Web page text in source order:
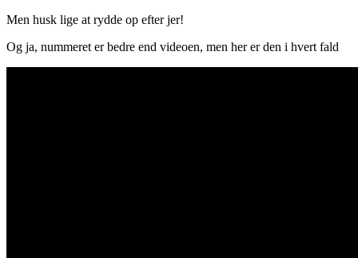
Men husk lige at rydde op efter jer!
Og ja, nummeret er bedre end videoen, men her er den i hvert fald